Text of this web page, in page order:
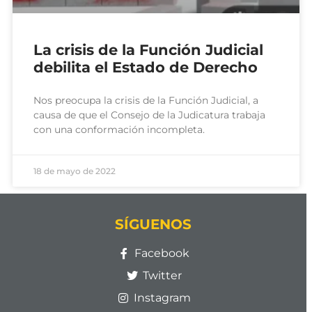
La crisis de la Función Judicial
debilita el Estado de Derecho
Nos preocupa la crisis de la Función Judicial, a
causa de que el Consejo de la Judicatura trabaja
con una conformación incompleta.
18 de mayo de 2022
SÍGUENOS
Facebook
Twitter
Instagram